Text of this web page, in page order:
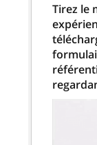
Tirez le